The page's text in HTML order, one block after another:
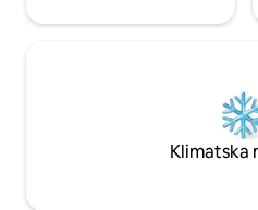
Klimatska